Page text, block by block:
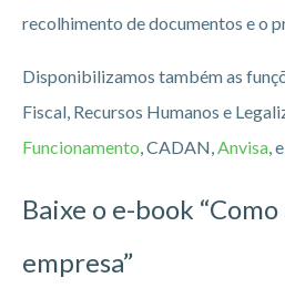
recolhimento de documentos e o
Disponibilizamos também as
Fiscal, Recursos Humanos e
Funcionamento, CADAN,Anvisa,
Baixe o e-book
empresa”